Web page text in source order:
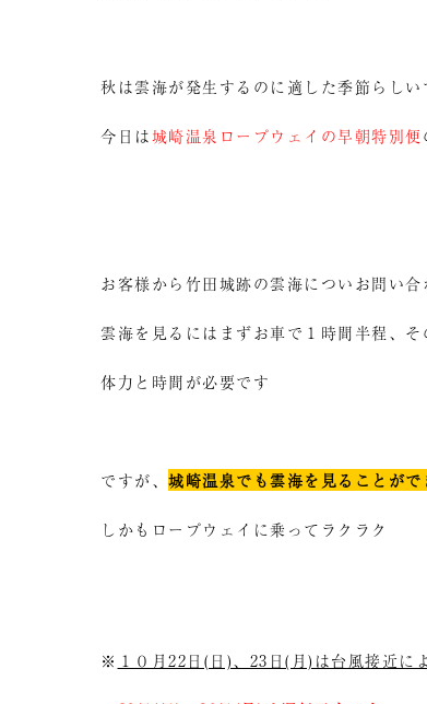
秋は雲海が発生するのに適した季節らしい
今日は城崎温泉ロープウェイの早朝特別便
お客様から竹田城跡の雲海についお問い
雲海を見るにはまずお車で１時間半程、
体力と時間が必要です
ですが、 城崎温泉でも雲海を見ることがで
しかもロープウェイに乗ってラクラク
※ １０月22日(日)、23日(月)は台風接近に